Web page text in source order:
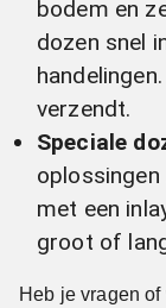
bodem en
dozen snel
verzendt.
Speciale
met een
groot of
Heb je vragen